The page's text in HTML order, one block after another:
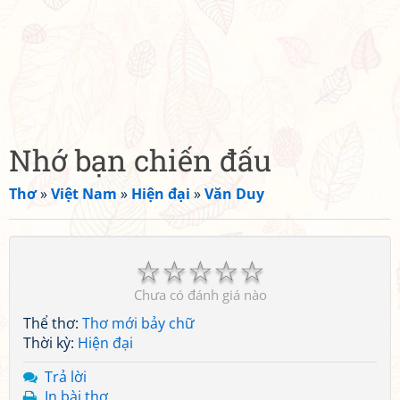
Nhớ bạn chiến đấu
Thơ»Việt Nam » Hiện đại »Văn Duy
☆
☆
☆
☆
☆
Chưa có đánh giá nào
Thể thơ: Thơ mới bảy chữ
Thời kỳ: Hiện đại
Trả lời